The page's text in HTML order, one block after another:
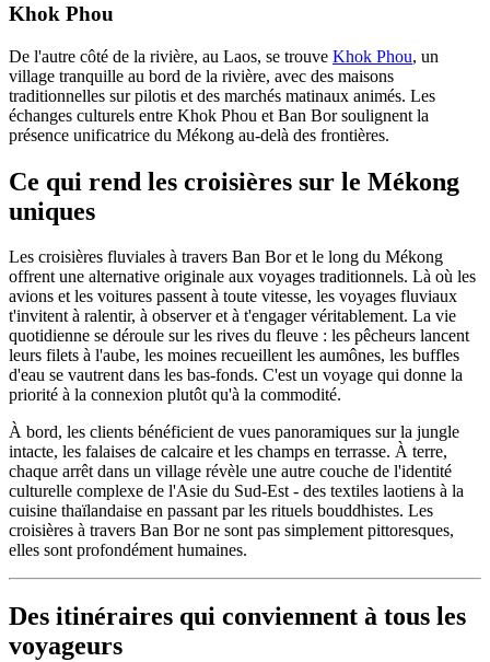
Khok Phou
De l'autre côté de la rivière, au Laos, se trouve Khok Phou, un
village tranquille au bord de la rivière, avec des maisons
traditionnelles sur pilotis et des marchés matinaux animés. Les
échanges culturels entre Khok Phou et Ban Bor soulignent la
présence unificatrice du Mékong au-delà des frontières.
Ce qui rend les croisières sur le Mékong
uniques
Les croisières fluviales à travers Ban Bor et le long du Mékong
offrent une alternative originale aux voyages traditionnels. Là où les
avions et les voitures passent à toute vitesse, les voyages fluviaux
t'invitent à ralentir, à observer et à t'engager véritablement. La vie
quotidienne se déroule sur les rives du fleuve : les pêcheurs lancent
leurs filets à l'aube, les moines recueillent les aumônes, les buffles
d'eau se vautrent dans les bas-fonds. C'est un voyage qui donne la
priorité à la connexion plutôt qu'à la commodité.
À bord, les clients bénéficient de vues panoramiques sur la jungle
intacte, les falaises de calcaire et les champs en terrasse. À terre,
chaque arrêt dans un village révèle une autre couche de l'identité
culturelle complexe de l'Asie du Sud-Est - des textiles laotiens à la
cuisine thaïlandaise en passant par les rituels bouddhistes. Les
croisières à travers Ban Bor ne sont pas simplement pittoresques,
elles sont profondément humaines.
Des itinéraires qui conviennent à tous les
voyageurs